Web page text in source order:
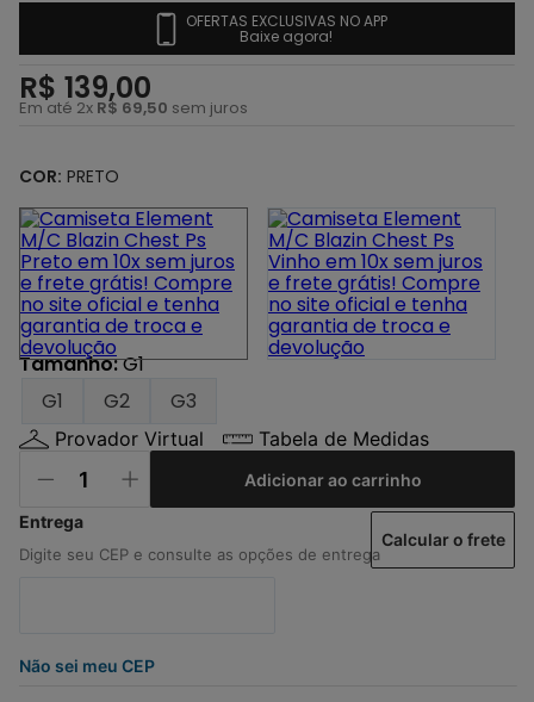
OFERTAS EXCLUSIVAS NO APP
Baixe agora!
R$ 139,00
Em até 2x R$ 69,50 sem juros
COR: PRETO
Tamanho:G1
G1
G2 G3
Provador Virtual Tabela de Medidas
Adicionar ao carrinho
Não sei meu CEP
Calcular o frete
4º
camiseta
5º
calça
6º
shape
8º
jaqueta
9º
mochila
10º bermuda